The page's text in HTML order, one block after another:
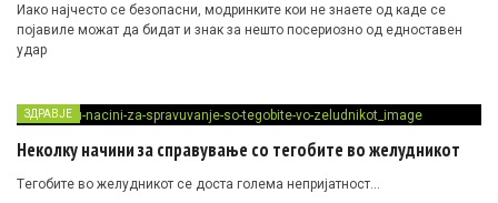
Иако најчесто се безопасни, модринките кои не знаете од каде се
појавиле можат да бидат и знак за нешто посериозно од едноставен
удар
ЗДРАВЈЕ
Неколку начини за справување со тегобите во желудникот
Tегобите во желудникот се доста голема непријатност…